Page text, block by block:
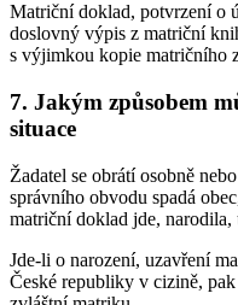
Matriční doklad, potvrzení o
doslovný výpis z matriční
s výjimkou kopie matričního
7. Jakým způsobem
situace
Žadatel se obrátí osobně
správního obvodu spadá
matriční doklad jde, narodila,
Jde-li o narození, uzavření
České republiky v cizině,